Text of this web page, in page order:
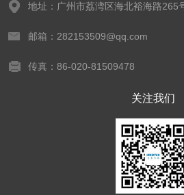
地址：广州市荔湾区海北裕海路265
邮箱：282153509@qq.com
传真：86-020-81509478
关注我们